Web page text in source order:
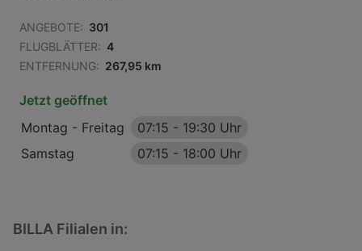
ANGEBOTE: 301
FLUGBLÄTTER: 4
ENTFERNUNG: 267,95 km
Jetzt geöffnet
Montag - Freitag
07:15 - 19:30 Uhr
Samstag
07:15 - 18:00 Uhr
BILLA Filialen in: